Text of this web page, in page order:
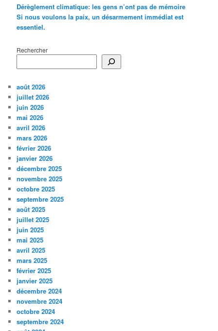
Dérèglement climatique: les gens n’ont pas de mémoire
Si nous voulons la paix, un désarmement immédiat est
essentiel.
Rechercher
août 2026
juillet 2026
juin 2026
mai 2026
avril 2026
mars 2026
février 2026
janvier 2026
décembre 2025
novembre 2025
octobre 2025
septembre 2025
août 2025
juillet 2025
juin 2025
mai 2025
avril 2025
mars 2025
février 2025
janvier 2025
décembre 2024
novembre 2024
octobre 2024
septembre 2024